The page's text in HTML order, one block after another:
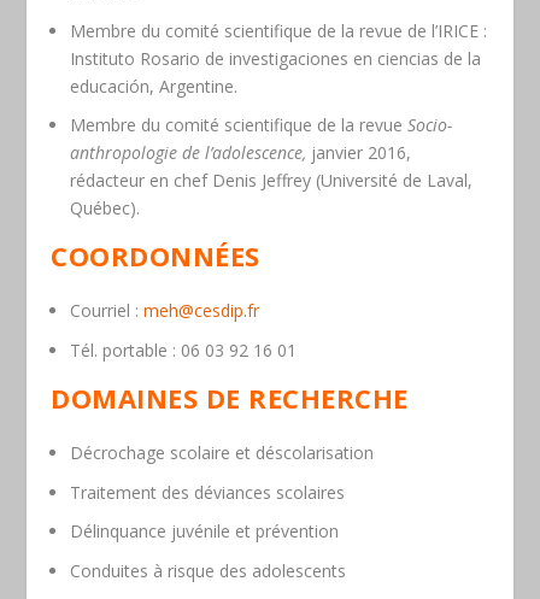
Membre du comité scientifique de la revue de l’IRICE :
Instituto Rosario de investigaciones en ciencias de la
educación, Argentine.
Membre du comité scientifique de la revueSocio-
anthropologie de l’adolescence, janvier 2016,
rédacteur en chef Denis Jeffrey (Université de Laval,
Québec).
COORDONNÉES
Courriel :meh@cesdip.fr
Tél. portable : 06 03 92 16 01
DOMAINES DE RECHERCHE
Décrochage scolaire et déscolarisation
Traitement des déviances scolaires
Délinquance juvénile et prévention
Conduites à risque des adolescents